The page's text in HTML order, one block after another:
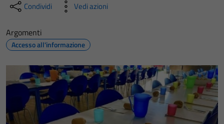
Condividi Vedi azioni
Argomenti
Accesso all'informazione